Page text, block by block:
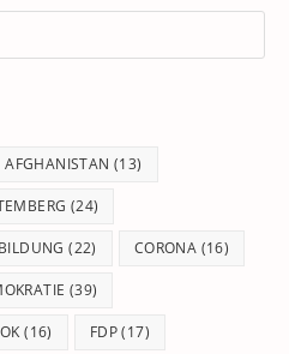
AFGHANISTAN (13)
(24)
BILDUNG (22) CORONA (16)
(39)
(16) FDP(17)